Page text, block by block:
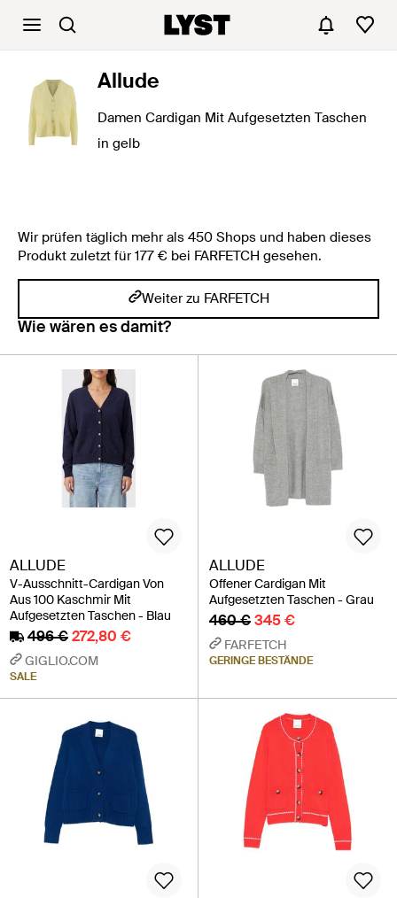
Allude
Damen Cardigan Mit Aufgesetzten Taschen
in gelb
Wir prüfen täglich mehr als 450 Shops und haben dieses
Produkt zuletzt für 177 € bei FARFETCH gesehen.
Weiter zu FARFETCH
Wie wären es damit?
ALLUDE
V-Ausschnitt-Cardigan Von
Aus 100 Kaschmir Mit
Aufgesetzten Taschen - Blau
496 €272,80 €
GIGLIO.COM
SALE
ALLUDE
Offener Cardigan Mit
Aufgesetzten Taschen - Grau
460 €345 €
FARFETCH
GERINGE BESTÄNDE